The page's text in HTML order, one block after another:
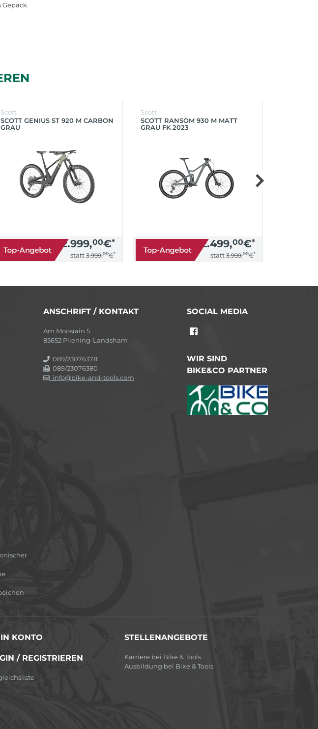
Scott
SCOTT GENIUS ST 920 M CARBON
GRAU
2.999,00€*
statt 3.999,00€*
Scott
SCOTT RANSOM 930 M MATT
GRAU FK 2023
2.499,00€*
statt 3.999,00€*
ANSCHRIFT / KONTAKT
Am Moosrain 5
85652 Pliening-Landsham
089/23076378
089/23076380
info@bike-and-tools.com
SOCIAL MEDIA
WIR SIND
BIKE&CO PARTNER
KONTO
/ REGISTRIEREN
STELLENANGEBOTE
Karriere bei Bike & Tools
Ausbildung bei Bike & Tools